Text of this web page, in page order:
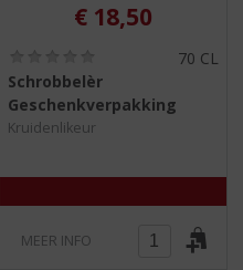
€ 18,50
0
70 CL
Schrobbelèr
Geschenkverpakking
Kruidenlikeur
MEER INFO